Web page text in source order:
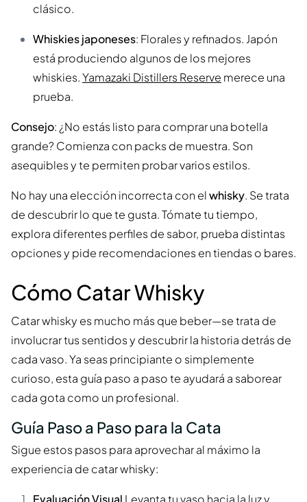
clásico.
Whiskies japoneses: Florales y refinados. Japón
está produciendo algunos de los mejores
whiskies.Yamazaki Distillers Reserve merece una
prueba.
Consejo: ¿No estás listo para comprar una botella
grande? Comienza con packs de muestra. Son
asequibles y te permiten probar varios estilos.
No hay una elección incorrecta con elwhisky. Se trata
de descubrir lo que te gusta. Tómate tu tiempo,
explora diferentes perfiles de sabor, prueba distintas
opciones y pide recomendaciones en tiendas o bares.
Cómo Catar Whisky
Catar whisky es mucho más que beber—se trata de
involucrar tus sentidos y descubrir la historia detrás de
cada vaso. Ya seas principiante o simplemente
curioso, esta guía paso a paso te ayudará a saborear
cada gota como un profesional.
Guía Paso a Paso para la Cata
Sigue estos pasos para aprovechar al máximo la
experiencia de catar whisky:
Evaluación Visual Levanta tu vaso hacia la luz y